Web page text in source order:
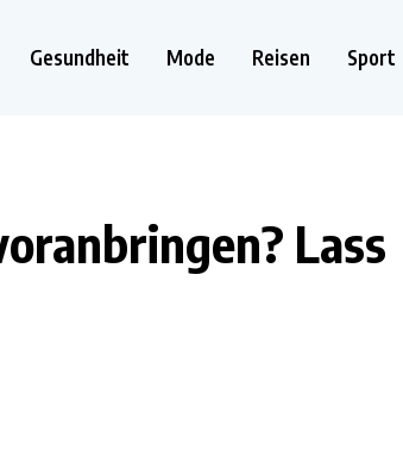
Gesundheit Mode Reisen Sport
Lass